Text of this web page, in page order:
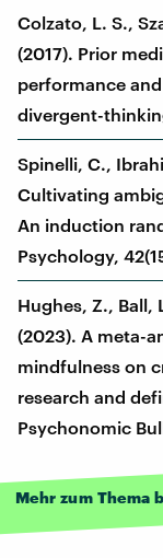
Colzato, L. S.,
(2017). Prior
performance
divergent-
Spinelli, C.,
Cultivating
An induction
Psychology,
Hughes, Z., Ball,
(2023). A meta-
mindfulness on
research and
Psychonomic
Mehr zum Thema